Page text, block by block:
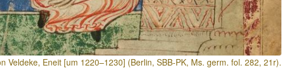
Veldeke, Eneit [um 1220–1230] (Berlin, SBB-PK, Ms. germ. fol. 282, 21r).